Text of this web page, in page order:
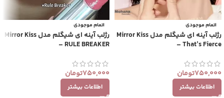
اتمام موجودی
رژلب آینه ای شیگلم مدل Mirror Kiss
– That’s Fierce
750,000تومان
اطلاعات بیشتر
اتمام موجودی
رژلب آینه ای شیگلم مدل Mirror Kiss
– RULE BREAKER
750,000تومان
اطلاعات بیشتر